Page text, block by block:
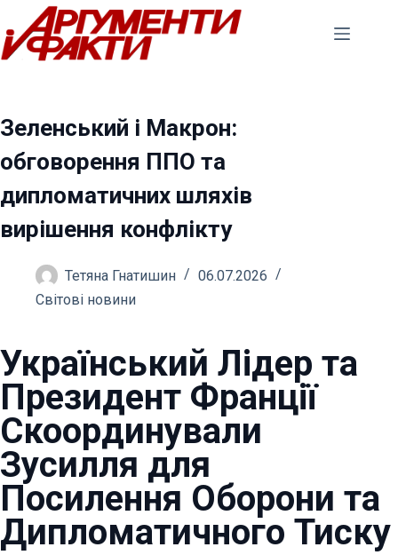
Перейти
до
вмісту
Зеленський і Макрон:
обговорення ППО та
дипломатичних шляхів
вирішення конфлікту
Тетяна Гнатишин
06.07.2026
Світові новини
Український Лідер та
Президент Франції
Скоординували
Зусилля для
Посилення Оборони та
Дипломатичного Тиску